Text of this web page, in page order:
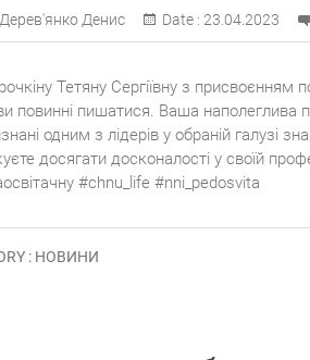
Дерев'янко Денис Date : 23.04.2023
Тетяну Сергіївну з
повинні пишатися. Ваша наполеглива
одним з лідерів у обраній галузі
досягати досконалості у своїй
#chnu_life #nni_pedosvita
: НОВИНИ